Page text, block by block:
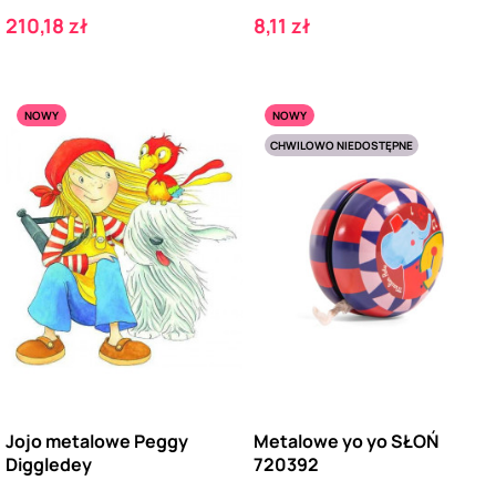
Cena
210,18 zł Cena
8,11 zł
NOWY
Jojo metalowe Peggy
Diggledey
NOWY
CHWILOWO NIEDOSTĘPNE
Metalowe yo yo SŁOŃ
720392